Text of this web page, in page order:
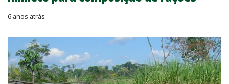
6 anos atrás